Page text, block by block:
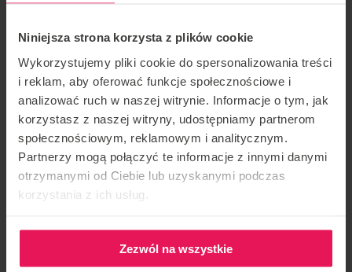
Niniejsza strona korzysta z plików cookie
Wykorzystujemy pliki cookie do spersonalizowania treści
i reklam, aby oferować funkcje społecznościowe i
analizować ruch w naszej witrynie. Informacje o tym, jak
korzystasz z naszej witryny, udostępniamy partnerom
społecznościowym, reklamowym i analitycznym.
Partnerzy mogą połączyć te informacje z innymi danymi
otrzymanymi od Ciebie lub uzyskanymi podczas
korzystania z ich usług.
Zezwól na wszystkie
2 LOTY DLA OSOBY